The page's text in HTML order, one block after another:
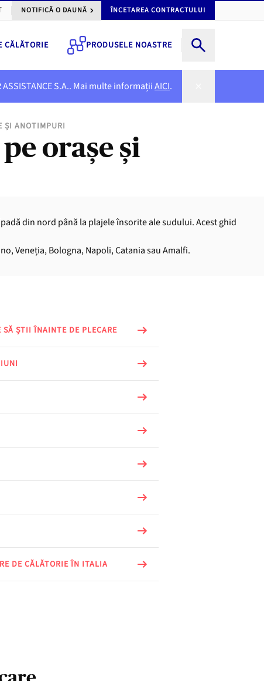
NOTIFICĂ O DAUNĂ ÎNCETAREA CONTRACTULUI
CĂLĂTORIE PRODUSELE NOASTRE
S.A.. Mai multe informațiiAICI.
ȘI ANOTIMPURI
orașe și
din nord până la plajele însorite ale sudului. Acest ghid
Veneția, Bologna, Napoli, Catania sau Amalfi.
ȘTII ÎNAINTE DE PLECARE
DE CĂLĂTORIE ÎN ITALIA